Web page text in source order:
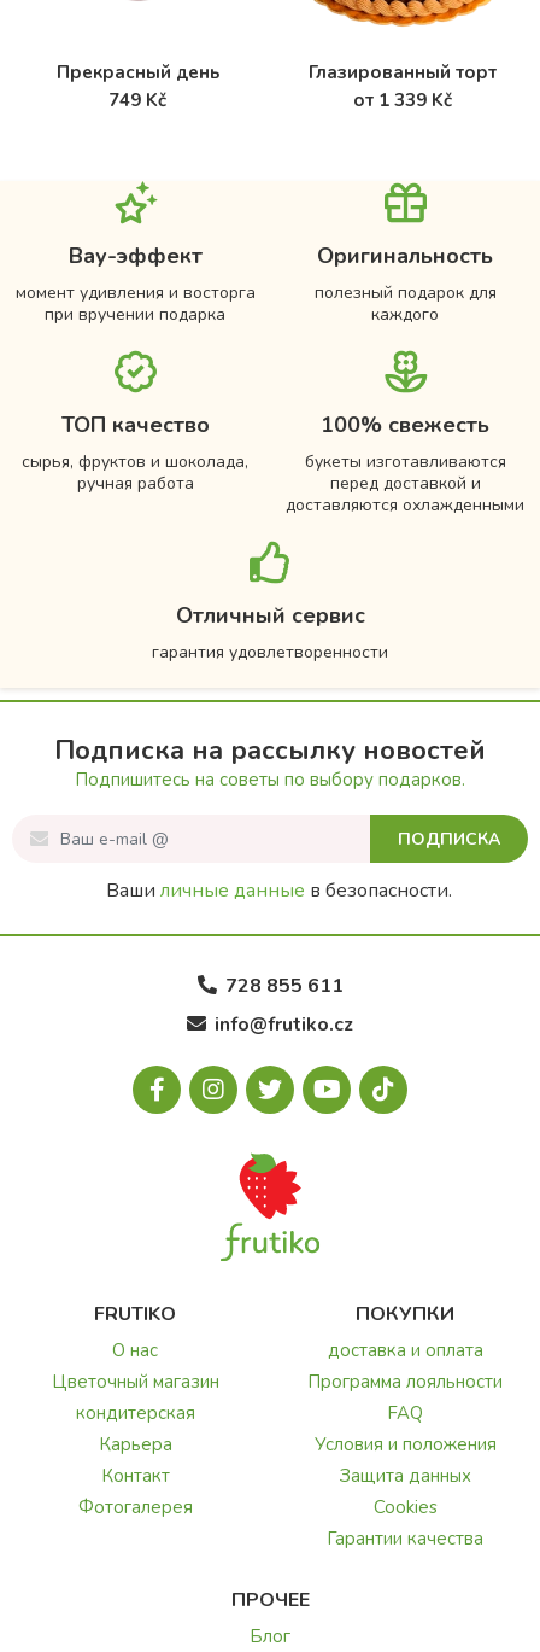
Прекрасный день
749 Kč
Глазированный торт
от 1 339 Kč
Вау-эффект
момент удивления и восторга
при вручении подарка
Оригинальность
полезный подарок для
каждого
ТОП качество
сырья, фруктов и шоколада,
ручная работа
100% свежесть
букеты изготавливаются
перед доставкой и
доставляются охлажденными
Отличный сервис
гарантия удовлетворенности
Подписка на рассылку новостей
Подпишитесь на советы по выбору подарков.
ПОДПИСКА
Ваши личные данные в безопасности.
728 855 611
info@frutiko.cz
FRUTIKO
О нас
Цветочный магазин
кондитерская
Карьера
Контакт
Фотогалерея
ПОКУПКИ
доставка и оплата
Программа лояльности
FAQ
Условия и положения
Защита данных
Cookies
Гарантии качества
ПРОЧЕЕ
Блог